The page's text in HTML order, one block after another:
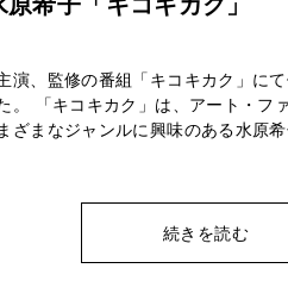
演、監修の番組「キコキカク」に
。 「キコキカク」は、アート・フ
ざまなジャンルに興味のある水原
続きを読む